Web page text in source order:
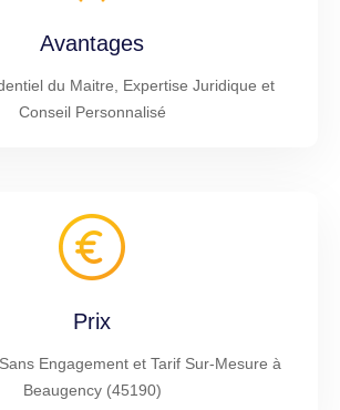
Avantages
du Maitre, Expertise Juridique et
Conseil Personnalisé
Prix
Engagement et Tarif Sur-Mesure à
Beaugency (45190)